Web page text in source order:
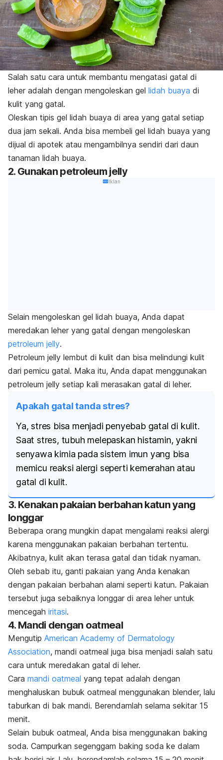
Salah satu cara untuk membantu mengatasi gatal di
leher adalah dengan mengoleskan gel lidah buaya di
kulit yang gatal.
Oleskan tipis gel lidah buaya di area yang gatal setiap
dua jam sekali. Anda bisa membeli gel lidah buaya yang
dijual di apotek atau mengambilnya sendiri dari daun
tanaman lidah buaya.
2. Gunakan petroleum jelly
Iklan
Selain mengoleskan gel lidah buaya, Anda dapat
meredakan leher yang gatal dengan mengoleskan
petroleum jelly.
Petroleum jelly lembut di kulit dan bisa melindungi kulit
dari pemicu gatal. Maka itu, Anda dapat menggunakan
petroleum jelly setiap kali merasakan gatal di leher.
Apakah gatal tanda stres?
Ya, stres bisa menjadi penyebab gatal di kulit.
Saat stres, tubuh melepaskan histamin, yakni
senyawa kimia pada sistem imun yang bisa
memicu reaksi alergi seperti kemerahan atau
gatal di kulit.
3. Kenakan pakaian berbahan katun yang
longgar
Beberapa orang mungkin dapat mengalami reaksi alergi
karena menggunakan pakaian berbahan tertentu.
Akibatnya, kulit akan terasa gatal dan tidak nyaman.
Oleh sebab itu, ganti pakaian yang Anda kenakan
dengan pakaian berbahan alami seperti katun. Pakaian
tersebut juga sebaiknya longgar di area leher untuk
mencegah iritasi.
4. Mandi dengan oatmeal
Mengutip American Academy of Dermatology
Association, mandi oatmeal juga bisa menjadi salah satu
cara untuk meredakan gatal di leher.
Cara mandi oatmeal yang tepat adalah dengan
menghaluskan bubuk oatmeal menggunakan blender, lalu
taburkan di bak mandi. Berendamlah selama sekitar 15
menit.
Selain bubuk oatmeal, Anda bisa menggunakan baking
soda. Campurkan segenggam baking soda ke dalam